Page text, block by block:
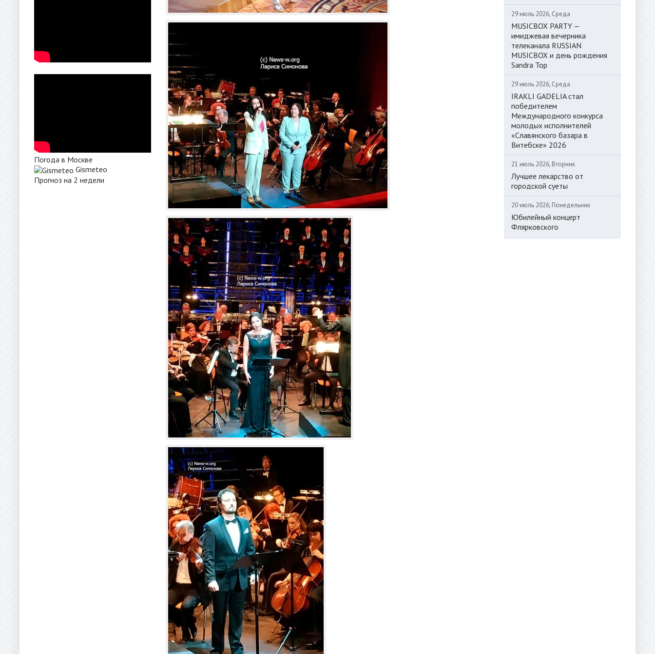
Погода в Москве
Gismeteo
Прогноз на 2 недели
29 июль 2026, Среда
MUSICBOX PARTY —
имиджевая вечерника
телеканала RUSSIAN
MUSICBOX и день рождения
Sandra Top
29 июль 2026, Среда
IRAKLI GADELIA стал
победителем
Международного конкурса
молодых исполнителей
«Славянского базара в
Витебске» 2026
21 июль 2026, Вторник
Лучшее лекарство от
городской суеты
20 июль 2026, Понедельник
Юбилейный концерт
Флярковского